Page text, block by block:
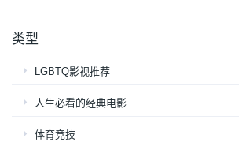
类型
LGBTQ影视推荐
人生必看的经典电影
体育竞技